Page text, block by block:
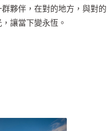
夥伴，在對的地方，與對的
讓當下變永恆。